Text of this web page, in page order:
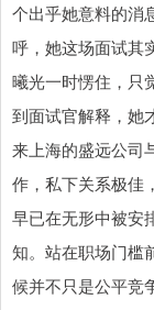
个出乎她意料的消
呼，她这场面试其
曦光一时愣住，只
到面试官解释，
来上海的盛远公司
作，私下关系极佳
早已在无形中被安
知。站在职场门槛
候并不只是公平竞